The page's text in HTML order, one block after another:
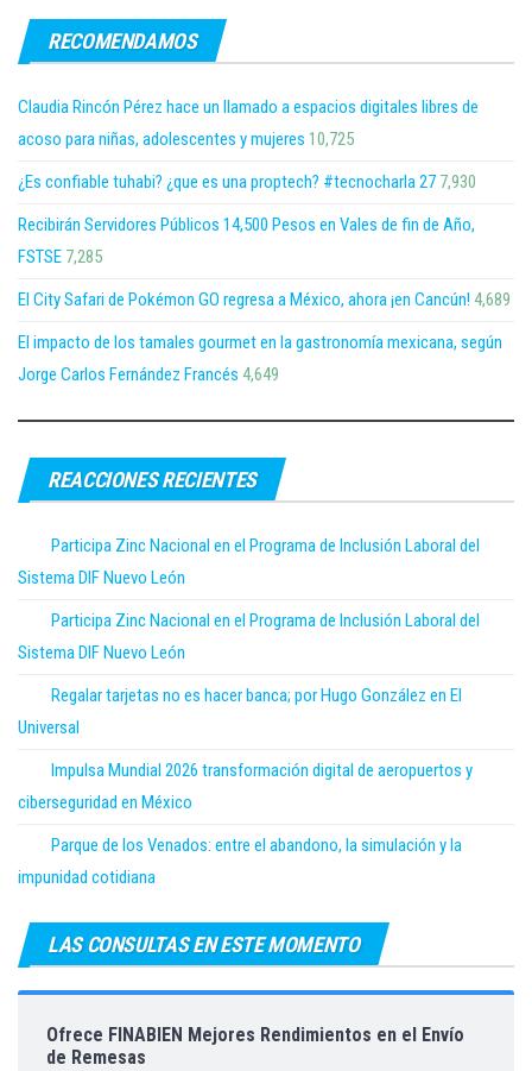
RECOMENDAMOS
Claudia Rincón Pérez hace un llamado a espacios digitales libres de
acoso para niñas, adolescentes y mujeres 10,725
¿Es confiable tuhabi? ¿que es una proptech? #tecnocharla 27 7,930
Recibirán Servidores Públicos 14,500 Pesos en Vales de fin de Año,
FSTSE 7,285
El City Safari de Pokémon GO regresa a México, ahora ¡en Cancún! 4,689
El impacto de los tamales gourmet en la gastronomía mexicana, según
Jorge Carlos Fernández Francés 4,649
REACCIONES RECIENTES
Participa Zinc Nacional en el Programa de Inclusión Laboral del
Sistema DIF Nuevo León
Participa Zinc Nacional en el Programa de Inclusión Laboral del
Sistema DIF Nuevo León
Regalar tarjetas no es hacer banca; por Hugo González en El
Universal
Impulsa Mundial 2026 transformación digital de aeropuertos y
ciberseguridad en México
Parque de los Venados: entre el abandono, la simulación y la
impunidad cotidiana
LAS CONSULTAS EN ESTE MOMENTO
Ofrece FINABIEN Mejores Rendimientos en el Envío
de Remesas